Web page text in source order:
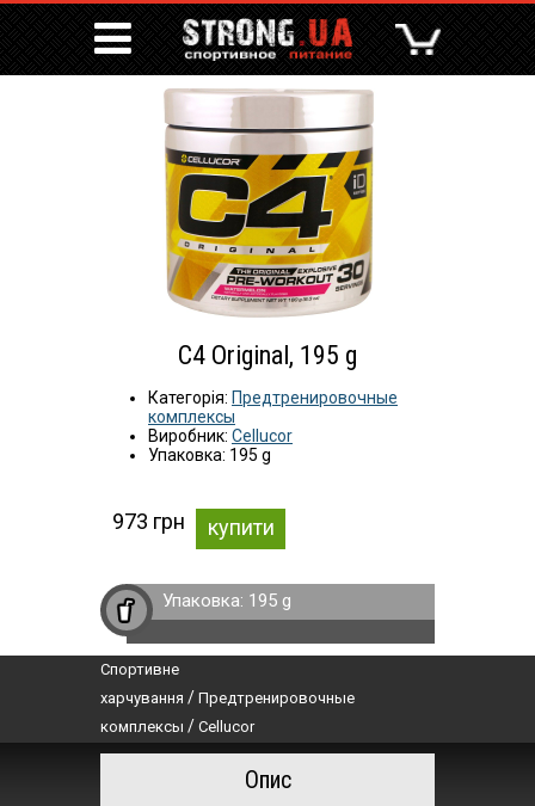
C4 Original, 195 g
Категорія: Предтренировочные
комплексы
Виробник: Cellucor
Упаковка: 195 g
973 грн купити
Упаковка: 195 g
Спортивне
харчування / Предтренировочные
комплексы / Cellucor
Опис